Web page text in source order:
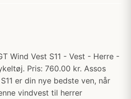
Wind Vest S11 - Vest - Herre -
Pris: 760.00 kr. Assos
er din nye bedste ven, når
vindvest til herrer